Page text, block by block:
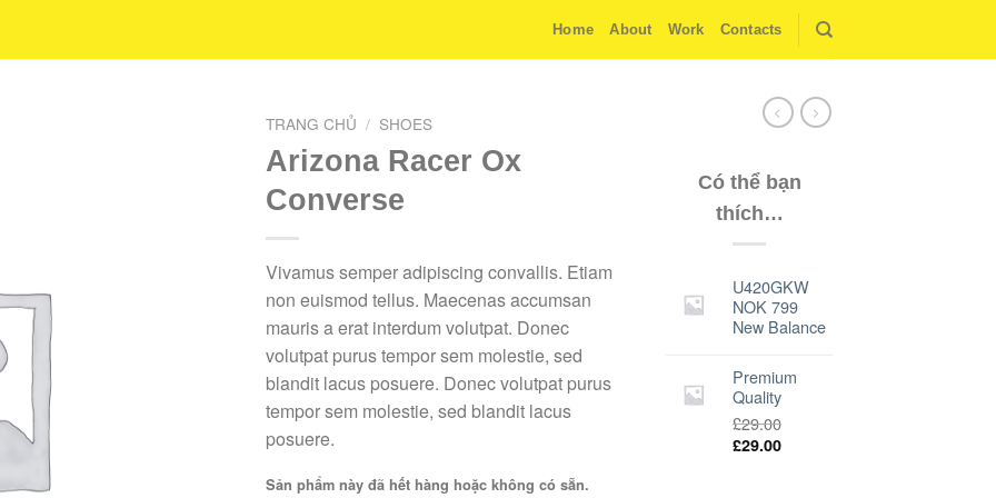
Home About Work Contacts
TRANG CHỦ / SHOES
Arizona Racer Ox
Converse
Vivamus semper adipiscing convallis. Etiam
non euismod tellus. Maecenas accumsan
mauris a erat interdum volutpat. Donec
volutpat purus tempor sem molestie, sed
blandit lacus posuere. Donec volutpat purus
tempor sem molestie, sed blandit lacus
posuere.
Sản phẩm này đã hết hàng hoặc không có sẵn.
Có thể bạn
thích…
U420GKW
NOK 799
New Balance
Premium
Quality
£29.00
£29.00